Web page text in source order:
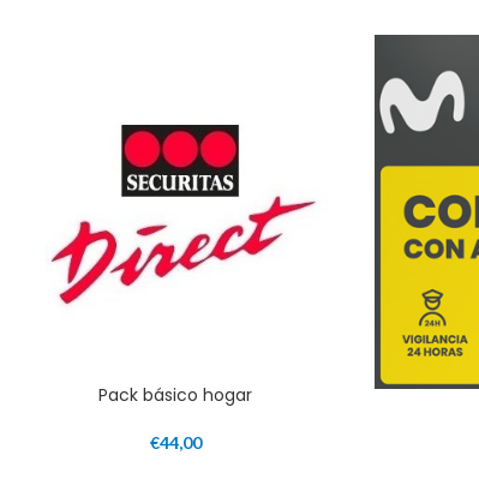
Pack básico hogar
€44,00